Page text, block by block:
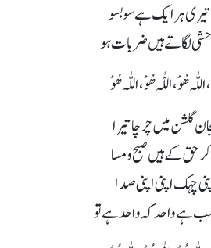
تیری ہر ایک ہے سو بسو
لگاتے ہیں ضربات ہو
ھُوْ،اللّٰہ ھُوْ،اللّٰہ ھُوْ
گلشن میں چرچا تیرا
کے ہیں صبح و مسا
چہک اپنی اپنی صدا
ہے واحد کہ واحد ہے تو